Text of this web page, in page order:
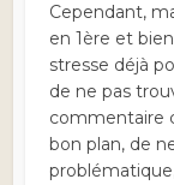
Cependant,
en 1ère et
stresse déjà
de ne pas
commentaire
bon plan, de